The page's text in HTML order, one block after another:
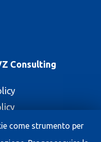
Consulting
come strumento per